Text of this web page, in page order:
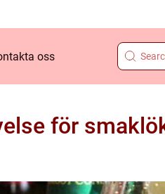
oss
för